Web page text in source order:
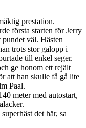
prestation.
första starten för Jerry
väl. Hästen
trots stor galopp i
till enkel seger.
ge honom ett rejält
att han skulle få gå lite
Paal.
meter med autostart,
det här, sa